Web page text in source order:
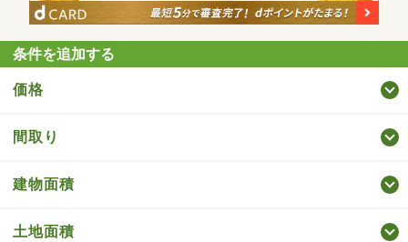
条件を追加する
価格
間取り
建物面積
土地面積